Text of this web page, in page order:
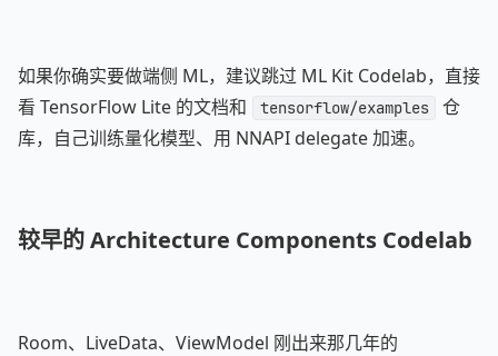
如果你确实要做端侧 ML，建议跳过 ML Kit Codelab，直接
看 TensorFlow Lite 的文档和
tensorflow/examples
仓
库，自己训练量化模型、用 NNAPI delegate 加速。
较早的 Architecture Components Codelab
Room、LiveData、ViewModel 刚出来那几年的